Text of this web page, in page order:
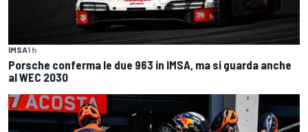
IMSA1 h
Porsche conferma le due 963 in IMSA, ma si guarda anche
al WEC 2030